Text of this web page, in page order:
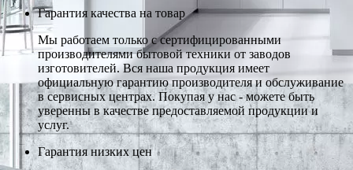
Гарантия качества на товар
Мы работаем только с сертифицированными
производителями бытовой техники от заводов
изготовителей. Вся наша продукция имеет
официальную гарантию производителя и обслуживание
в сервисных центрах. Покупая у нас - можете быть
уверенны в качестве предоставляемой продукции и
услуг.
Гарантия низких цен